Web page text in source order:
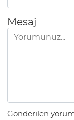
Mesaj
Gönderilen